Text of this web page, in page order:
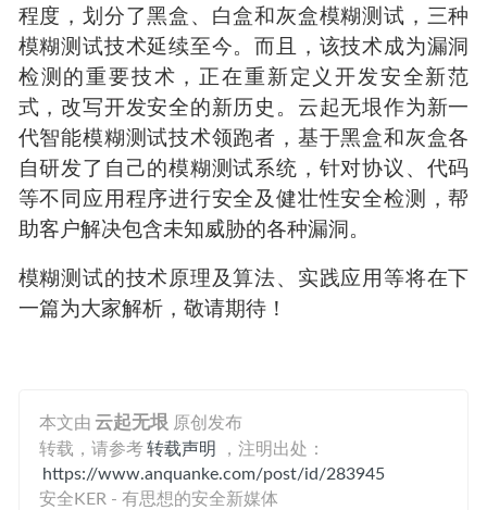
程度，划分了黑盒、白盒和灰盒模糊测试，三种
模糊测试技术延续至今。而且，该技术成为漏洞
检测的重要技术，正在重新定义开发安全新范
式，改写开发安全的新历史。云起无垠作为新一
代智能模糊测试技术领跑者，基于黑盒和灰盒各
自研发了自己的模糊测试系统，针对协议、代码
等不同应用程序进行安全及健壮性安全检测，帮
助客户解决包含未知威胁的各种漏洞。
模糊测试的技术原理及算法、实践应用等将在下
一篇为大家解析，敬请期待！
本文由 云起无垠 原创发布
转载，请参考 转载声明
，注明出处：
https://www.anquanke.com/post/id/283945
安全KER - 有思想的安全新媒体